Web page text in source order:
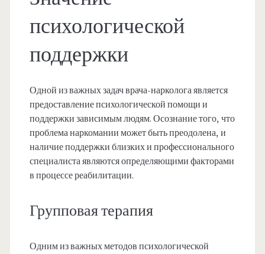
психологической
поддержки
Одной из важных задач врача-нарколога является
предоставление психологической помощи и
поддержки зависимым людям. Осознание того, что
проблема наркомании может быть преодолена, и
наличие поддержки близких и профессионального
специалиста являются определяющими факторами
в процессе реабилитации.
Групповая терапия
Одним из важных методов психологической